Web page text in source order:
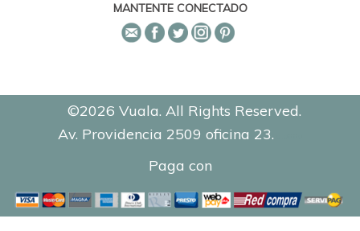
MANTENTE CONECTADO
©2026 Vuala. All Rights Reserved.
Av. Providencia 2509 oficina 23.
Paga con